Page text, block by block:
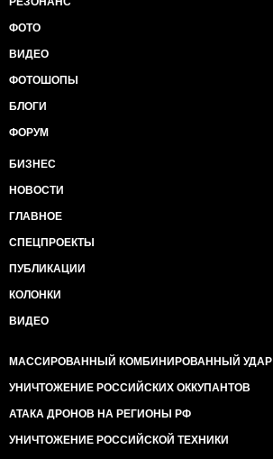
ФОТО
ВИДЕО
ФОТОШОПЫ
БЛОГИ
ФОРУМ
БИЗНЕС
НОВОСТИ
ГЛАВНОЕ
СПЕЦПРОЕКТЫ
ПУБЛИКАЦИИ
КОЛОНКИ
ВИДЕО
МАССИРОВАННЫЙ КОМБИНИРОВАННЫЙ УДАР
УНИЧТОЖЕНИЕ РОССИЙСКИХ ОККУПАНТОВ
АТАКА ДРОНОВ НА РЕГИОНЫ РФ
УНИЧТОЖЕНИЕ РОССИЙСКОЙ ТЕХНИКИ